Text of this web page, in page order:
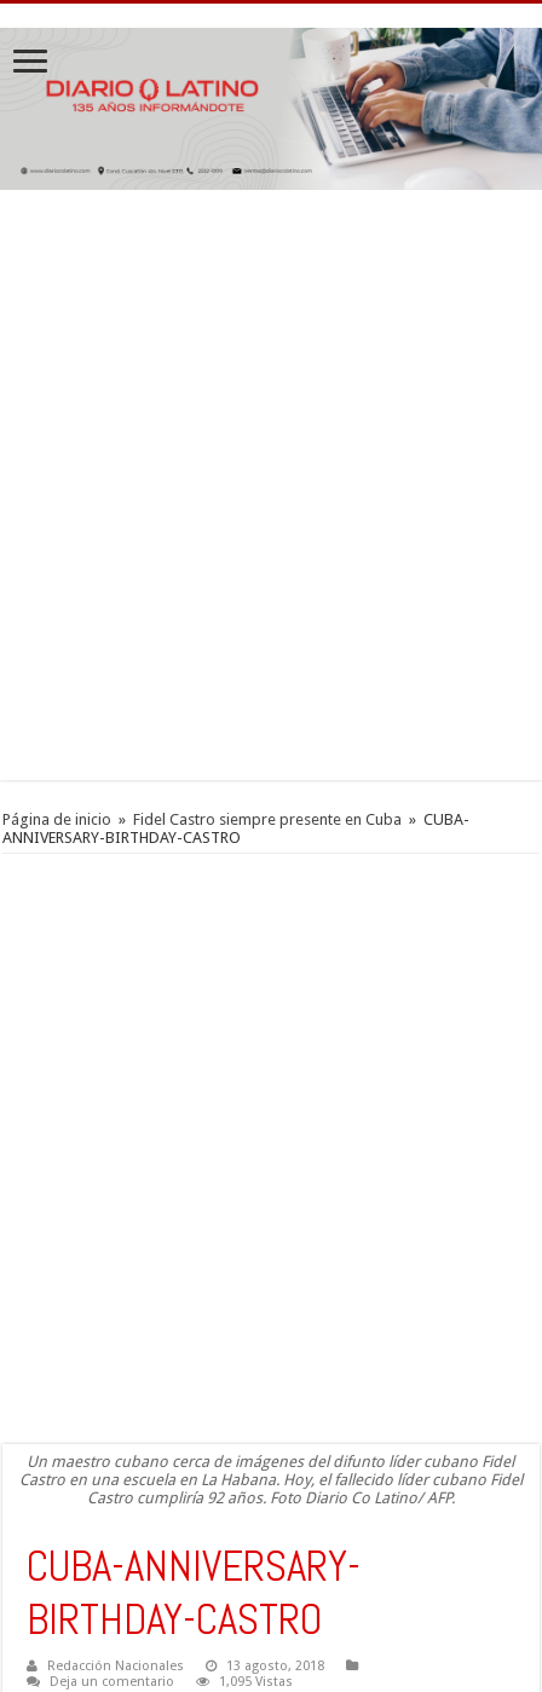
Página de inicio » Fidel Castro siempre presente en Cuba » CUBA-
ANNIVERSARY-BIRTHDAY-CASTRO
Un maestro cubano cerca de imágenes del difunto líder cubano Fidel
Castro en una escuela en La Habana. Hoy, el fallecido líder cubano Fidel
Castro cumpliría 92 años. Foto Diario Co Latino/ AFP.
CUBA-ANNIVERSARY-
BIRTHDAY-CASTRO
Redacción Nacionales
13 agosto, 2018
Deja un comentario
1,095 Vistas